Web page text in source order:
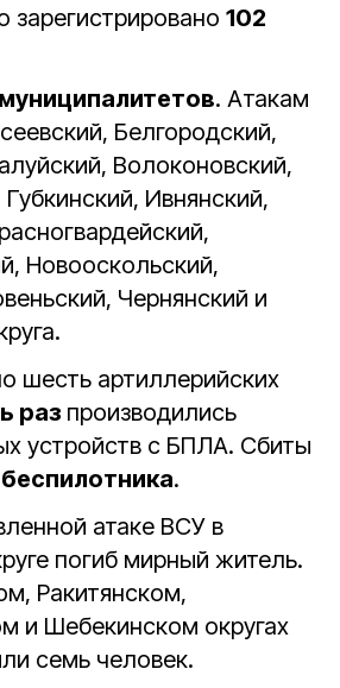
зарегистрировано 102
. Атакам
Белгородский,
Волоконовский,
Ивнянский,
Новооскольский,
Чернянский и
шесть артиллерийских
раз производились
устройств с БПЛА. Сбиты
беспилотника.
атаке ВСУ в
погиб мирный житель.
Ракитянском,
и Шебекинском округах
семь человек.